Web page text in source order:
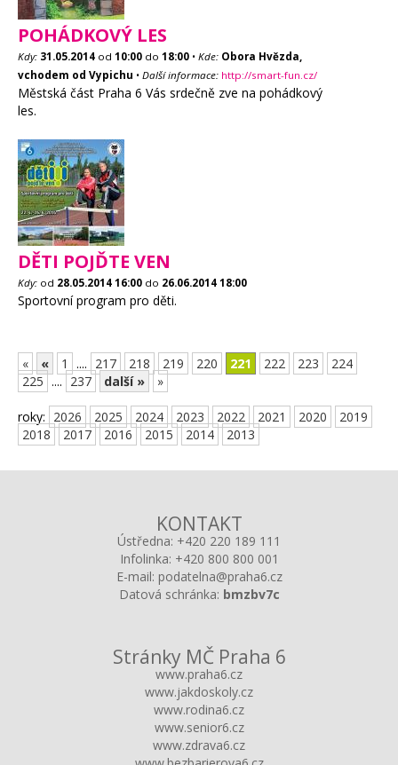
POHÁDKOVÝ LES
Kdy: 31.05.2014 od 10:00 do 18:00 • Kde: Obora Hvězda,
vchodem od Vypichu • Další informace: http://smart-fun.cz/
Městská část Praha 6 Vás srdečně zve na pohádkový
les.
DĚTI POJĎTE VEN
Kdy: od 28.05.2014 16:00 do 26.06.2014 18:00
Sportovní program pro děti.
« « 1 .... 217 218 219 220 221 222 223
224
225 .... 237 další » »
roky: 2026 2025 2024 2023 2022 2021 2020
2019
2018
2017 2016 2015 2014 2013
KONTAKT
Ústředna: +420 220 189 111
Infolinka: +420 800 800 001
E-mail: podatelna@praha6.cz
Datová schránka: bmzbv7c
Stránky MČ Praha 6
www.praha6.cz
www.jakdoskoly.cz
www.rodina6.cz
www.senior6.cz
www.zdrava6.cz